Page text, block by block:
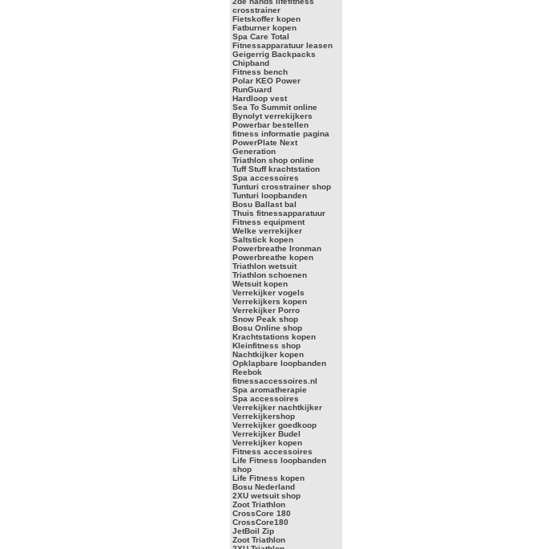
crosstrainer
Fietskoffer kopen
Fatburner kopen
Spa Care Total
Fitnessapparatuur leasen
Geigerrig Backpacks
Chipband
Fitness bench
Polar KEO Power
RunGuard
Hardloop vest
Sea To Summit online
Bynolyt verrekijkers
Powerbar bestellen
fitness informatie pagina
PowerPlate Next
Generation
Triathlon shop online
Tuff Stuff krachtstation
Spa accessoires
Tunturi crosstrainer shop
Tunturi loopbanden
Bosu Ballast bal
Thuis fitnessapparatuur
Fitness equipment
Welke verrekijker
Saltstick kopen
Powerbreathe Ironman
Powerbreathe kopen
Triathlon wetsuit
Triathlon schoenen
Wetsuit kopen
Verrekijker vogels
Verrekijkers kopen
Verrekijker Porro
Snow Peak shop
Bosu Online shop
Krachtstations kopen
Kleinfitness shop
Nachtkijker kopen
Opklapbare loopbanden
Reebok
fitnessaccessoires.nl
Spa aromatherapie
Spa accessoires
Verrekijker nachtkijker
Verrekijkershop
Verrekijker goedkoop
Verrekijker Budel
Verrekijker kopen
Fitness accessoires
Life Fitness loopbanden
shop
Life Fitness kopen
Bosu Nederland
2XU wetsuit shop
Zoot Triathlon
CrossCore 180
CrossCore180
JetBoil Zip
Zoot Triathlon